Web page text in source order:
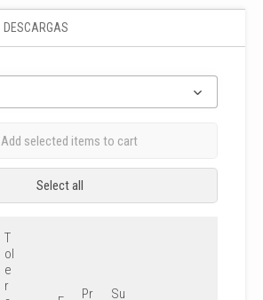
DESCARGAS
Add selected items to cart
Select all
T
ol
e
r
Pr
Su